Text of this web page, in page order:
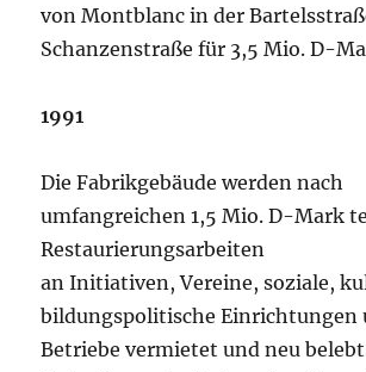
von Montblanc in der
Schanzenstraße für 3,5 Mio. D-
1991
Die Fabrikgebäude werden nach
umfangreichen 1,5 Mio. D-Mark
Restaurierungsarbeiten
an Initiativen, Vereine, soziale,
bildungspolitische Einrichtungen
Betriebe vermietet und neu